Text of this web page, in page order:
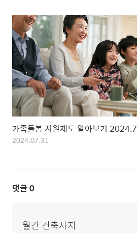
가족돌봄 지원제도 알아보기 2024.7
2024.07.31
댓글 0
월간 건축사지